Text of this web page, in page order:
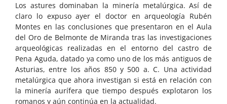
Los astures dominaban la minería metalúrgica. Así de
claro lo expuso ayer el doctor en arqueología Rubén
Montes en las conclusiones que presentaron en el Aula
del Oro de Belmonte de Miranda tras las investigaciones
arqueológicas realizadas en el entorno del castro de
Pena Aguda, datado ya como uno de los más antiguos de
Asturias, entre los años 850 y 500 a. C. Una actividad
metalúrgica que ahora investigan si está en relación con
la minería aurífera que tiempo después explotaron los
romanos y aún continúa en la actualidad.